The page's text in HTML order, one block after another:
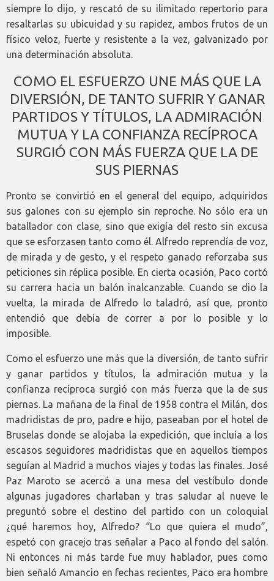
siempre lo dijo, y rescató de su ilimitado repertorio para
resaltarlas su ubicuidad y su rapidez, ambos frutos de un
físico veloz, fuerte y resistente a la vez, galvanizado por
una determinación absoluta.
COMO EL ESFUERZO UNE MÁS QUE LA
DIVERSIÓN, DE TANTO SUFRIR Y GANAR
PARTIDOS Y TÍTULOS, LA ADMIRACIÓN
MUTUA Y LA CONFIANZA RECÍPROCA
SURGIÓ CON MÁS FUERZA QUE LA DE
SUS PIERNAS
Pronto se convirtió en el general del equipo, adquiridos
sus galones con su ejemplo sin reproche. No sólo era un
batallador con clase, sino que exigía del resto sin excusa
que se esforzasen tanto como él. Alfredo reprendía de voz,
de mirada y de gesto, y el respeto ganado reforzaba sus
peticiones sin réplica posible. En cierta ocasión, Paco cortó
su carrera hacia un balón inalcanzable. Cuando se dio la
vuelta, la mirada de Alfredo lo taladró, así que, pronto
entendió que debía de correr a por lo posible y lo
imposible.
Como el esfuerzo une más que la diversión, de tanto sufrir
y ganar partidos y títulos, la admiración mutua y la
confianza recíproca surgió con más fuerza que la de sus
piernas. La mañana de la final de 1958 contra el Milán, dos
madridistas de pro, padre e hijo, paseaban por el hotel de
Bruselas donde se alojaba la expedición, que incluía a los
escasos seguidores madridistas que en aquellos tiempos
seguían al Madrid a muchos viajes y todas las finales. José
Paz Maroto se acercó a una mesa del vestíbulo donde
algunas jugadores charlaban y tras saludar al nueve le
preguntó sobre el destino del partido con un coloquial
¿qué haremos hoy, Alfredo? “Lo que quiera el mudo”,
espetó con gracejo tras señalar a Paco al fondo del salón.
Ni entonces ni más tarde fue muy hablador, pues como
bien señaló Amancio en fechas recientes, Paco era hombre